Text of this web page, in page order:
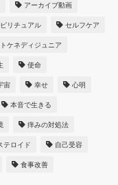
アーカイブ動画
リチュアル セルフケア
ケネディジュニア
使命
宙 幸せ 心明
本音で生きる
痒みの対処法
テロイド 自己受容
食事改善